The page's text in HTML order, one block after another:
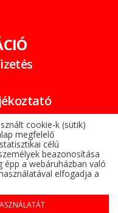
cookie-k (sütik)
megfelelő
célú
beazonosítása
épp a webáruházban való
elfogadja a